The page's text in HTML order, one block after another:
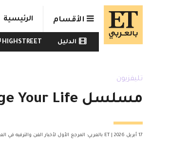
Skip to main content
الأقسام الرئيسية
Watch menu
الدليل HIGHSTREET
تليفزيون
مسلسل Cabbage Your Life .. تفاعل لافت مع ملفوف حياتك
17 أبريل 2026 | ET بالعربي: المرجع الأول لأخبار الفن والترفيه في العالم العربي